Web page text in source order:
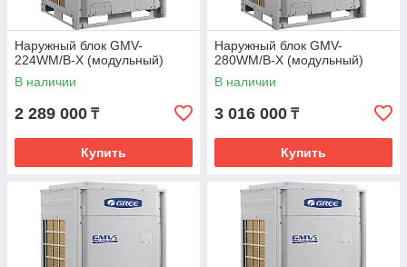
Наружный блок GMV-
224WM/B-X (модульный)
В наличии
2 289 000 ₸
Купить
Наружный блок GMV-
280WM/B-X (модульный)
В наличии
3 016 000 ₸
Купить